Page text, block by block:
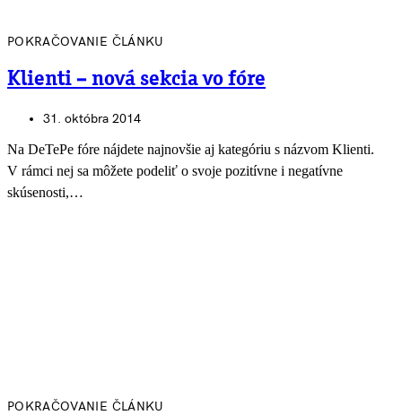
POKRAČOVANIE ČLÁNKU
Klienti – nová sekcia vo fóre
31. októbra 2014
Na DeTePe fóre nájdete najnovšie aj kategóriu s názvom Klienti.
V rámci nej sa môžete podeliť o svoje pozitívne i negatívne
skúsenosti,…
POKRAČOVANIE ČLÁNKU